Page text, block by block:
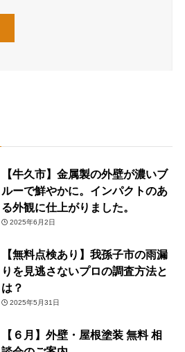
【牛久市】金属製の外壁が濃いブ
ルーで鮮やかに。インパクトのあ
る外観に仕上がりました。
2025年6月2日
【無料点検あり】我孫子市の雨漏
りを見逃さないプロの調査方法と
は？
2025年5月31日
【６月】外壁・屋根塗装 無料 相